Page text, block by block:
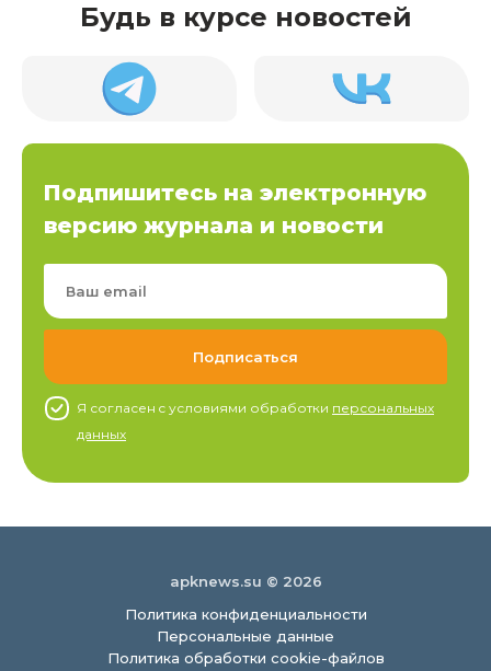
Будь в курсе новостей
Подпишитесь на электронную
версию журнала и новости
Я согласен c условиями обработки персональных
данных
apknews.su © 2026
Политика конфиденциальности
Персональные данные
Политика обработки cookie-файлов